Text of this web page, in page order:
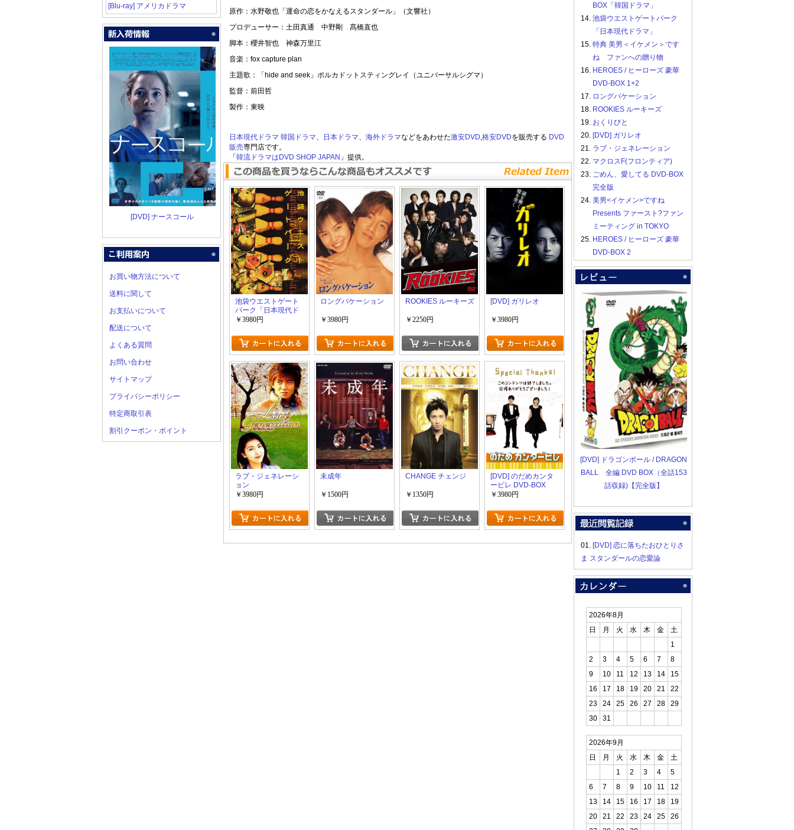
[Blu-ray] アメリカドラマ
[DVD] ナースコール
お買い物方法について
送料に関して
お支払いについて
配送について
よくある質問
お問い合わせ
サイトマップ
プライバシーポリシー
特定商取引表
割引クーポン・ポイント
原作：水野敬也「運命の恋をかなえるスタンダール」（文響社）
プロデューサー：土田真通 中野剛 髙橋直也
脚本：櫻井智也 神森万里江
音楽：fox capture plan
主題歌：「hide and seek」ポルカドットスティングレイ（ユニバーサルシグマ）
監督：前田哲
製作：東映
日本現代ドラマ 韓国ドラマ、 日本ドラマ、 海外ドラマなどをあわせた激安DVD,格安DVDを販売する DVD
販売専門店です。
「 韓流ドラマはDVD SHOP JAPAN 」提供。
池袋ウエストゲート
パーク「日本現代ド
ラマ」
￥3980円
ロングバケーション
￥3980円
ROOKIES ルーキーズ
￥2250円
[DVD] ガリレオ
￥3980円
ラブ・ジェネレーシ
ョン
￥3980円
未成年
￥1500円
CHANGE チェンジ
￥1350円
[DVD] のだめカンタ
ービレ DVD-BOX
￥3980円
BOX「韓国ドラマ」
14. 池袋ウエストゲートパーク
「日本現代ドラマ」
15. 特典 美男＜イケメン＞です
ね ファンへの贈り物
16. HEROES / ヒーローズ 豪華
DVD-BOX 1+2
17. ロングバケーション
18. ROOKIES ルーキーズ
19. おくりびと
20. [DVD] ガリレオ
21. ラブ・ジェネレーション
22. マクロスF(フロンティア)
23. ごめん、愛してる DVD-BOX
完全版
24. 美男<イケメン>ですね
Presents ファースト?ファン
ミーティング in TOKYO
25. HEROES / ヒーローズ 豪華
DVD-BOX 2
[DVD] ドラゴンボール / DRAGON
BALL 全編 DVD BOX（全話153
話収録)【完全版】
01. [DVD] 恋に落ちたおひとりさ
ま スタンダールの恋愛論
2026年8月
日
月 火 水 木 金
土
1
2
3 4 5 6 7
8
9
10 11 12 13 14
15
16
17 18 19 20 21
22
23
24 25 26 27 28
29
30
31
2026年9月
日
月 火 水 木 金
土
1
2 3 4
5
6
7 8 9 10 11
12
13
14 15 16 17 18
19
20
21 22 23 24 25
26